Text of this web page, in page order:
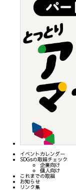
イベントカレンダー
SDGsの取組チェック
企業向け
個人向け
これまでの取組
お知らせ
リンク集